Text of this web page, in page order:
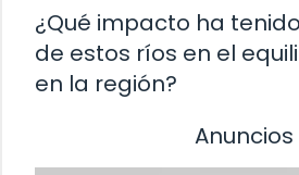
¿Qué impacto ha
de estos ríos en el
en la región?
Anuncios